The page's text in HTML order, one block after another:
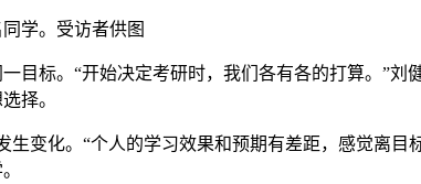
学。受访者供图
标。“开始决定考研时，我们各有各的打算。”刘
择。
变化。“个人的学习效果和预期有差距，感觉离目